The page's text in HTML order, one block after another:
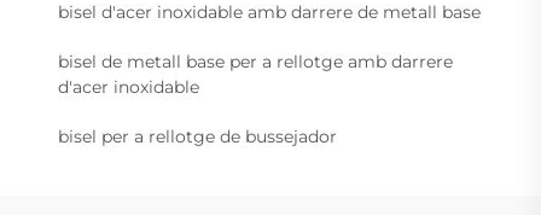
bisel d'acer inoxidable amb darrere de metall base
bisel de metall base per a rellotge amb darrere
d'acer inoxidable
bisel per a rellotge de bussejador